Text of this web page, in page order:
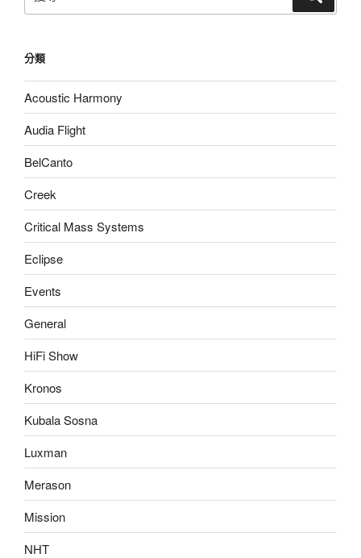
尋
字:
分類
Acoustic Harmony
Audia Flight
BelCanto
Creek
Critical Mass Systems
Eclipse
Events
General
HiFi Show
Kronos
Kubala Sosna
Luxman
Merason
Mission
NHT